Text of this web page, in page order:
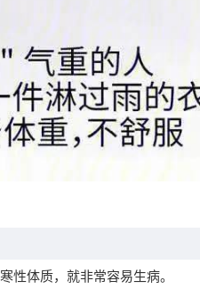
性体质，就非常容易生病。